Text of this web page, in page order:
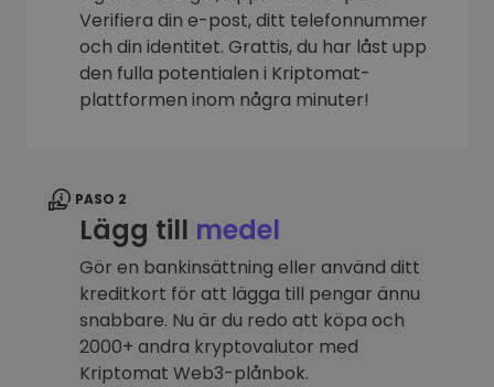
Verifiera din e-post, ditt telefonnummer
och din identitet. Grattis, du har låst upp
den fulla potentialen i Kriptomat-
plattformen inom några minuter!
PASO 2
Lägg till medel
Gör en bankinsättning eller använd ditt
kreditkort för att lägga till pengar ännu
snabbare. Nu är du redo att köpa och
2000+ andra kryptovalutor med
Kriptomat Web3-plånbok.